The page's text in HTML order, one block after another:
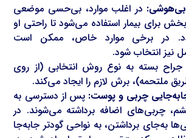
در اغلب موارد، بی‌حسی موضعی
برای بیمار استفاده می‌شود تا راحتی او
در برخی موارد خاص، ممکن است
نیز انتخاب شود.
جراح بسته به نوع روش انتخابی (از روی
ملتحمه)، برش لازم را ایجاد می‌کند.
چربی و پوست: پس از دسترسی به
چربی‌های اضافه برداشته می‌شوند. در
به‌جای برداشتن، به نواحی گودتر جابه‌جا